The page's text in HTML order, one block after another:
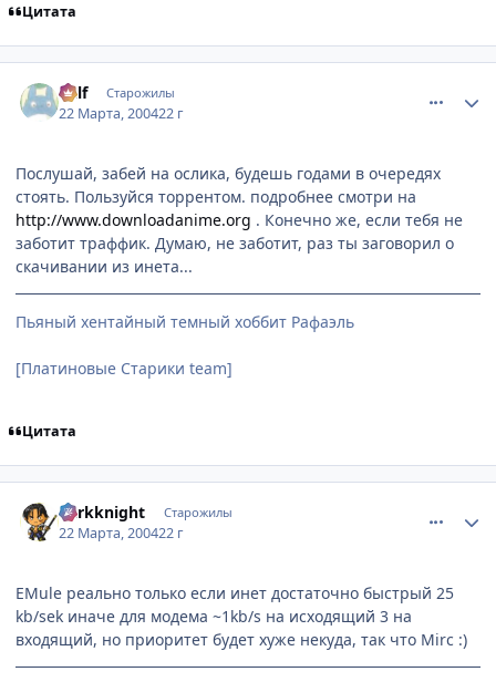
Цитата
Ralf Старожилы
22 Марта, 200422 г
Послушай, забей на ослика, будешь годами в очередях
стоять. Пользуйся торрентом. подробнее смотри на
http://www.downloadanime.org . Конечно же, если тебя не
заботит траффик. Думаю, не заботит, раз ты заговорил о
скачивании из инета...
Пьяный хентайный темный хоббит Рафаэль
[Платиновые Старики team]
Цитата
darkknight Старожилы
22 Марта, 200422 г
EMule реально только если инет достаточно быстрый 25
kb/sek иначе для модема ~1kb/s на исходящий 3 на
входящий, но приоритет будет хуже некуда, так что Mirc :)